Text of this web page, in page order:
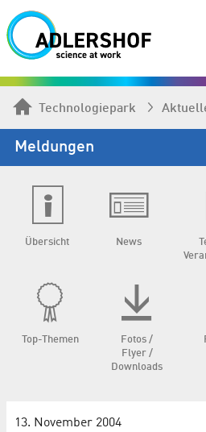
Technologiepark
Meldungen
Übersicht News
Top-Themen
Fotos /
Flyer /
Downloads
13. November 2004